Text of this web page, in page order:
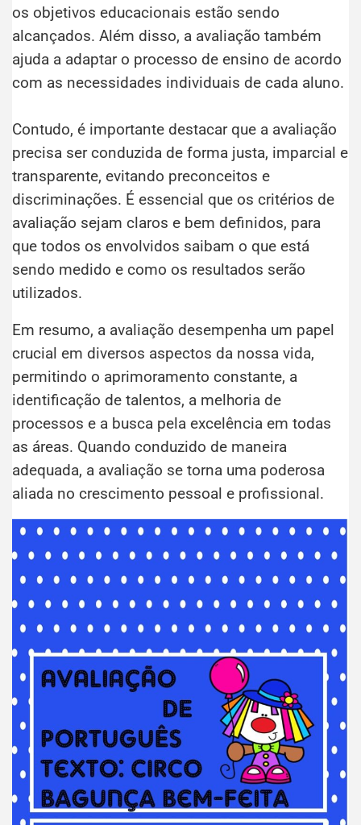
os objetivos educacionais estão sendo
alcançados. Além disso, a avaliação também
ajuda a adaptar o processo de ensino de acordo
com as necessidades individuais de cada aluno.
Contudo, é importante destacar que a avaliação
precisa ser conduzida de forma justa, imparcial e
transparente, evitando preconceitos e
discriminações. É essencial que os critérios de
avaliação sejam claros e bem definidos, para
que todos os envolvidos saibam o que está
sendo medido e como os resultados serão
utilizados.
Em resumo, a avaliação desempenha um papel
crucial em diversos aspectos da nossa vida,
permitindo o aprimoramento constante, a
identificação de talentos, a melhoria de
processos e a busca pela excelência em todas
as áreas. Quando conduzido de maneira
adequada, a avaliação se torna uma poderosa
aliada no crescimento pessoal e profissional.